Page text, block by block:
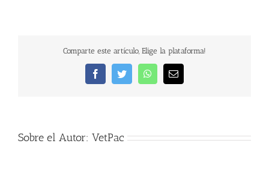
Comparte este artículo, Elige la plataforma!
FacebookTwitterWhatsAppCorreo
electrónico
Sobre el Autor: VetPac